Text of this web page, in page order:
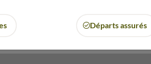
la Rolwaling
, le passage du
6 cols à plus de 5000m,
Départs assurés